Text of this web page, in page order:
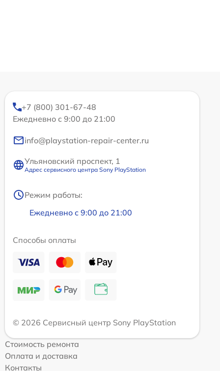
+7 (800) 301-67-48
Ежедневно с 9:00 до 21:00
info@playstation-repair-center.ru
Ульяновский проспект, 1
Адрес сервисного центра Sony PlayStation
Режим работы:
Ежедневно с 9:00 до 21:00
Способы оплаты
© 2026 Сервисный центр Sony PlayStation
Стоимость ремонта
Оплата и доставка
Контакты